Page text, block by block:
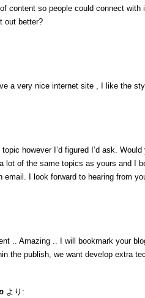
content so people could connect
out better?
a very nice internet site , I like the
however I’d figured I’d ask.
lot of the same topics as yours and I
email. I look forward to hearing from
.. Amazing .. I will bookmark your
the publish, we want develop extra
より: